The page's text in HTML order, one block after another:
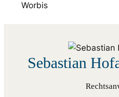
Worbis
Sebastian